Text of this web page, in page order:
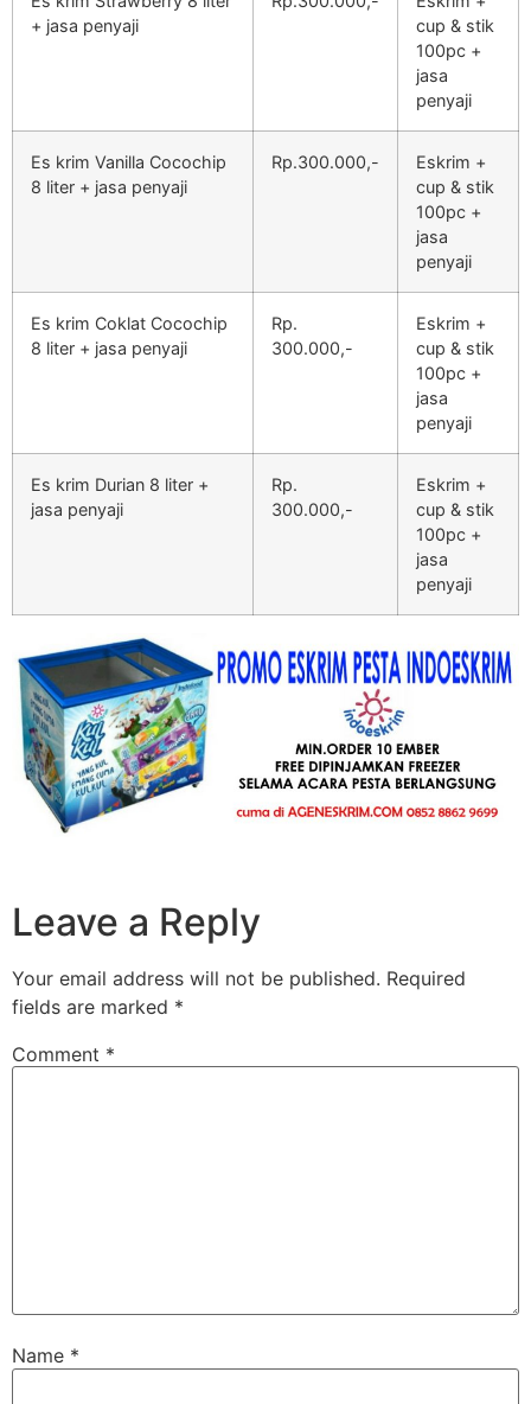
+ jasa penyaji
cup & stik
100pc +
jasa
penyaji
Es krim Vanilla Cocochip
8 liter + jasa penyaji
Rp.300.000,-
Eskrim +
cup & stik
100pc +
jasa
penyaji
Es krim Coklat Cocochip
8 liter + jasa penyaji
Rp.
300.000,-
Eskrim +
cup & stik
100pc +
jasa
penyaji
Es krim Durian 8 liter +
jasa penyaji
Rp.
300.000,-
Eskrim +
cup & stik
100pc +
jasa
penyaji
Leave a Reply
Your email address will not be published. Required
fields are marked *
Comment *
Name *